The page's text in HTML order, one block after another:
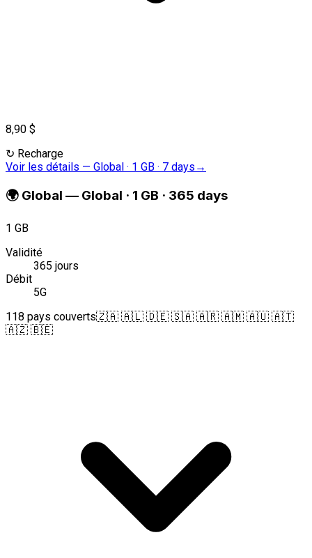
8,90 $
↻ Recharge
Voir les détails — Global · 1 GB · 7 days →
🌍 Global — Global · 1 GB · 365 days
1 GB
Validité
365 jours
Débit
5G
118 pays couverts🇿🇦 🇦🇱 🇩🇪 🇸🇦 🇦🇷 🇦🇲 🇦🇺 🇦🇹
🇦🇿 🇧🇪